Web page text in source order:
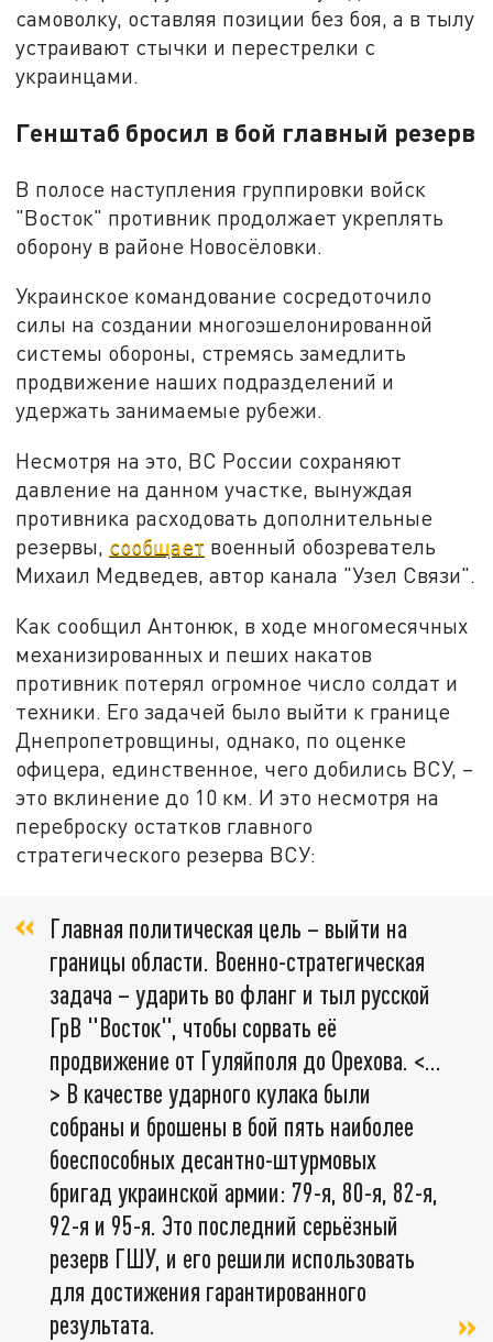
самоволку, оставляя позиции без боя, а в тылу
устраивают стычки и перестрелки с
украинцами.
Генштаб бросил в бой главный резерв
В полосе наступления группировки войск
"Восток" противник продолжает укреплять
оборону в районе Новосёловки.
Украинское командование сосредоточило
силы на создании многоэшелонированной
системы обороны, стремясь замедлить
продвижение наших подразделений и
удержать занимаемые рубежи.
Несмотря на это, ВС России сохраняют
давление на данном участке, вынуждая
противника расходовать дополнительные
резервы, сообщает военный обозреватель
Михаил Медведев, автор канала "Узел Связи".
Как сообщил Антонюк, в ходе многомесячных
механизированных и пеших накатов
противник потерял огромное число солдат и
техники. Его задачей было выйти к границе
Днепропетровщины, однако, по оценке
офицера, единственное, чего добились ВСУ, –
это вклинение до 10 км. И это несмотря на
переброску остатков главного
стратегического резерва ВСУ:
Главная политическая цель – выйти на
границы области. Военно-стратегическая
задача – ударить во фланг и тыл русской
ГрВ "Восток", чтобы сорвать её
продвижение от Гуляйполя до Орехова. <…
> В качестве ударного кулака были
собраны и брошены в бой пять наиболее
боеспособных десантно-штурмовых
бригад украинской армии: 79-я, 80-я, 82-я,
92-я и 95-я. Это последний серьёзный
резерв ГШУ, и его решили использовать
для достижения гарантированного
результата.